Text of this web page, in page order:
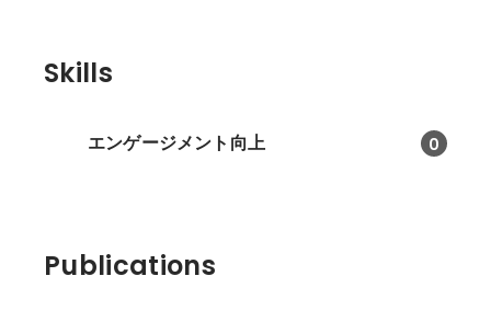
Skills
エンゲージメント向上 0
Publications